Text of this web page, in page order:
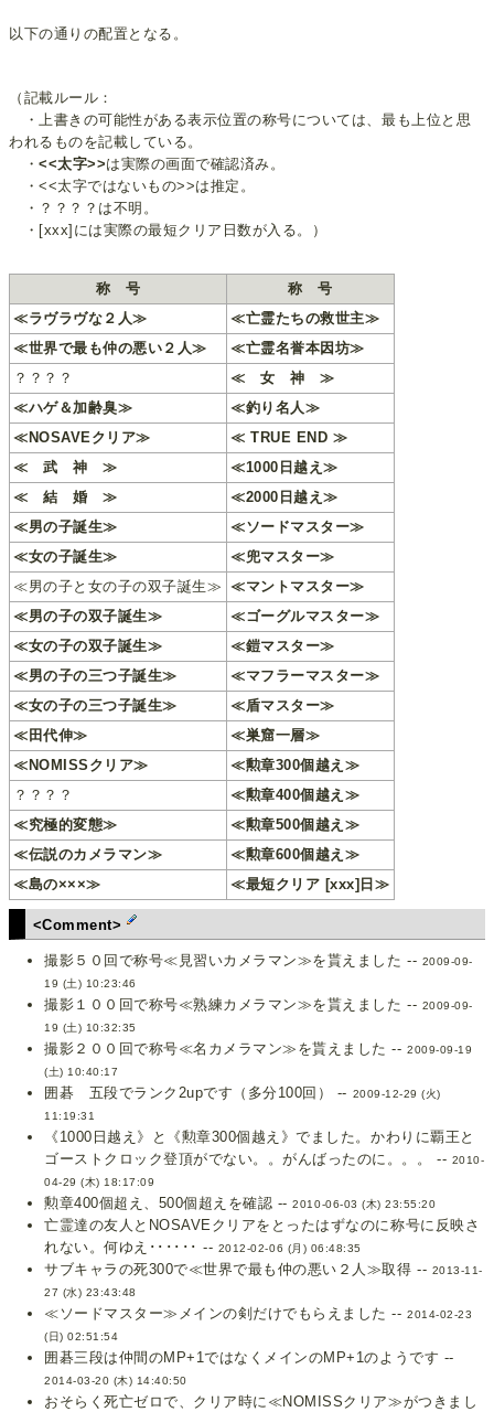
以下の通りの配置となる。
（記載ルール：
・上書きの可能性がある表示位置の称号については、最も上位と思
われるものを記載している。
・<<太字>>は実際の画面で確認済み。
・<<太字ではないもの>>は推定。
・？？？？は不明。
・[xxx]には実際の最短クリア日数が入る。）
称 号
称 号
≪ラヴラヴな２人≫
≪亡霊たちの救世主≫
≪世界で最も仲の悪い２人≫
≪亡霊名誉本因坊≫
？？？？
≪ 女 神 ≫
≪ハゲ＆加齢臭≫
≪釣り名人≫
≪NOSAVEクリア≫
≪ TRUE END ≫
≪ 武 神 ≫
≪1000日越え≫
≪ 結 婚 ≫
≪2000日越え≫
≪男の子誕生≫
≪ソードマスター≫
≪女の子誕生≫
≪兜マスター≫
≪男の子と女の子の双子誕生≫ ≪マントマスター≫
≪男の子の双子誕生≫
≪ゴーグルマスター≫
≪女の子の双子誕生≫
≪鎧マスター≫
≪男の子の三つ子誕生≫
≪マフラーマスター≫
≪女の子の三つ子誕生≫
≪盾マスター≫
≪田代伸≫
≪巣窟一層≫
≪NOMISSクリア≫
≪勲章300個越え≫
？？？？
≪勲章400個越え≫
≪究極的変態≫
≪勲章500個越え≫
≪伝説のカメラマン≫
≪勲章600個越え≫
≪島の×××≫
≪最短クリア [xxx]日≫
<Comment>
撮影５０回で称号≪見習いカメラマン≫を貰えました -- 2009-09-
19 (土) 10:23:46
撮影１００回で称号≪熟練カメラマン≫を貰えました -- 2009-09-
19 (土) 10:32:35
撮影２００回で称号≪名カメラマン≫を貰えました --2009-09-19
(土) 10:40:17
囲碁 五段でランク2upです（多分100回） -- 2009-12-29 (火)
11:19:31
《1000日越え》と《勲章300個越え》でました。かわりに覇王と
ゴーストクロック登頂がでない。。がんばったのに。。。 -- 2010-
04-29 (木) 18:17:09
勲章400個超え、500個超えを確認 --2010-06-03 (木) 23:55:20
亡霊達の友人とNOSAVEクリアをとったはずなのに称号に反映さ
れない。何ゆえ･･････ -- 2012-02-06 (月) 06:48:35
サブキャラの死300で≪世界で最も仲の悪い２人≫取得 -- 2013-11-
27 (水) 23:43:48
≪ソードマスター≫メインの剣だけでもらえました --2014-02-23
(日) 02:51:54
囲碁三段は仲間のMP+1ではなくメインのMP+1のようです --
2014-03-20 (木) 14:40:50
おそらく死亡ゼロで、クリア時に≪NOMISSクリア≫がつきまし